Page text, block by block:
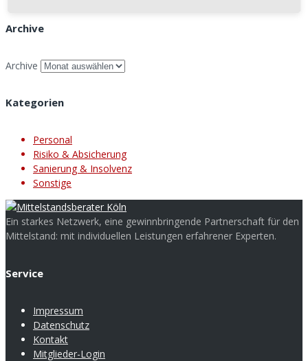
Archive
Archive
Kategorien
Personal
Risiko & Absicherung
Sanierung & Insolvenz
Sonstige
Ein starkes Netzwerk, eine gewinnbringende Partnerschaft für den
Mittelstand: mit individuellen Leistungen erfahrener Experten.
Service
Impressum
Datenschutz
Kontakt
Mitglieder-Login